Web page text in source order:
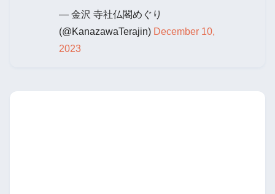
— 金沢 寺社仏閣めぐり
(@KanazawaTerajin) December 10,
2023